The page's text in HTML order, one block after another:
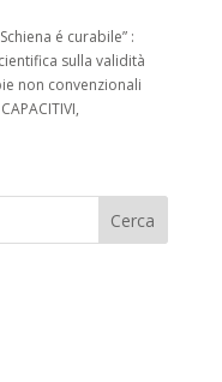
é curabile” :
sulla validità
non convenzionali